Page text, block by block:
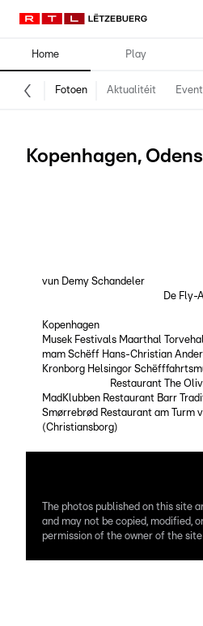
Home Play
Fotoen Aktualitéit
Kopenhagen,
vun Demy Schandeler
De Fly-
Kopenhagen
Musek Festivals Maarthal
mam Schëff Hans-Christian
Kronborg Helsingor
Restaurant The
MadKlubben Restaurant Barr
Smørrebrød Restaurant am Turm
(Christiansborg)
The photos published on this site
and may not be copied, modified,
permission of the owner of the